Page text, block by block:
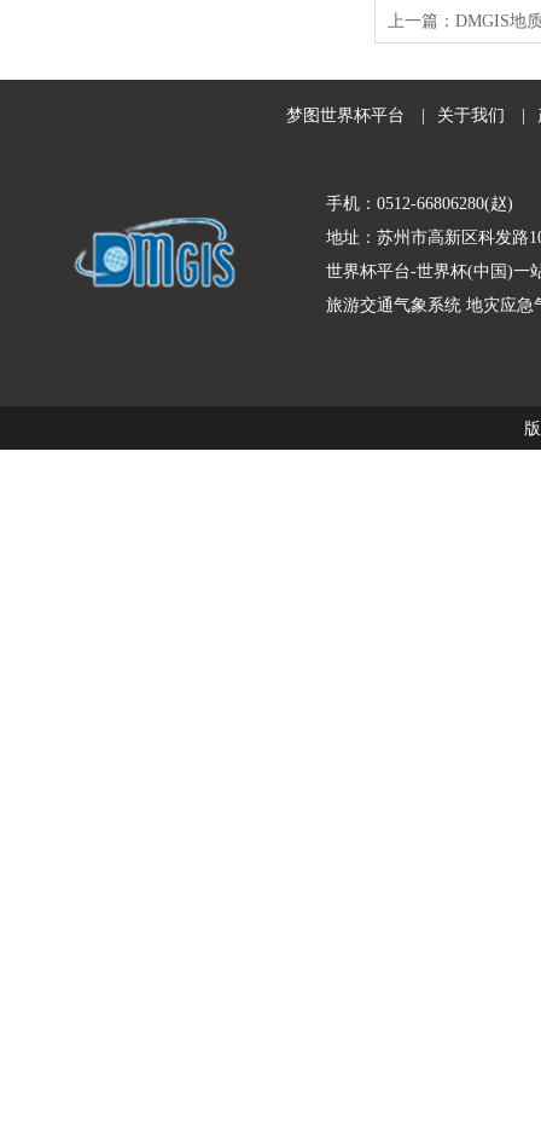
上一篇： DMGIS地
梦图世界杯平台 关于我们
手机：0512-66806280(赵)
地址：苏州市高新区科发路
世界杯平台-世界杯(中国)一
旅游交通气象系统 地灾应急